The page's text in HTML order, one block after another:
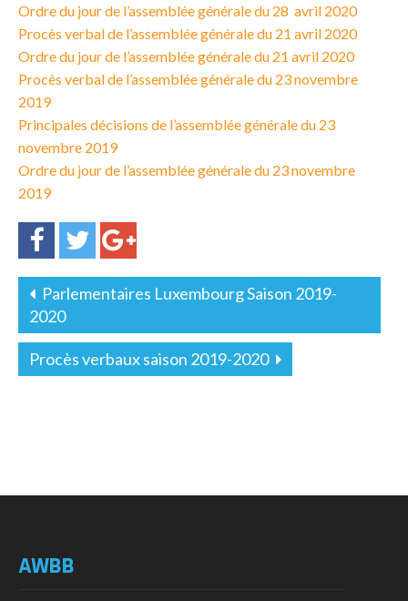
Ordre du jour de l’assemblée générale du 28 avril 2020
Procès verbal de l’assemblée générale du 21 avril 2020
Ordre du jour de l’assemblée générale du 21 avril 2020
Procès verbal de l’assemblée générale du 23 novembre
2019
Principales décisions de l’assemblée générale du 23
novembre 2019
Ordre du jour de l’assemblée générale du 23 novembre
2019
Parlementaires Luxembourg Saison 2019-
2020
Procès verbaux saison 2019-2020
AWBB